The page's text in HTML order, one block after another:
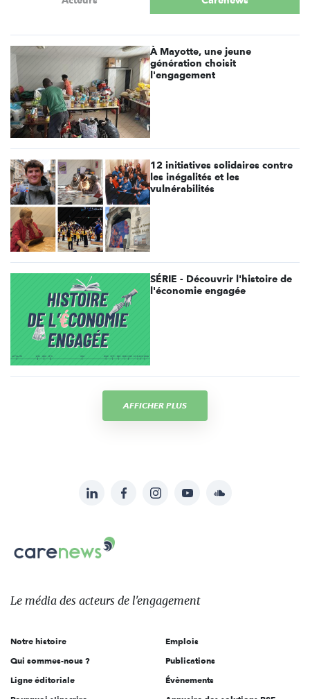
À Mayotte, une jeune
génération choisit
l'engagement
12 initiatives solidaires contre
les inégalités et les
vulnérabilités
SÉRIE - Découvrir l'histoire de
l'économie engagée
AFFICHER PLUS
sur:
LinkedInFacebookInstagramYouTubeSoundcloud
Carenews,
Le
des
l'engagement
Le média des acteurs de l'engagement
Notre histoire
Qui sommes-nous ?
Ligne éditoriale
Emplois
Publications
Évènements